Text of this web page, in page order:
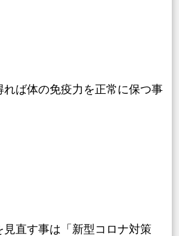
ば体の免疫力を正常に保つ事
直す事は「新型コロナ対策